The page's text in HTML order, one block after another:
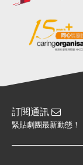
訂閱通訊
緊貼劇團最新動態！